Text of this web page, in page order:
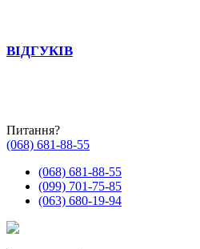
ВІДГУКІВ
Питання?
(068) 681-88-55
(068) 681-88-55
(099) 701-75-85
(063) 680-19-94